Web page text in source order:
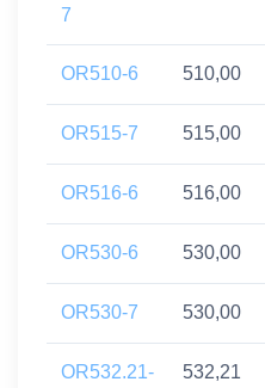
7
OR510-6 510,00
OR515-7 515,00
OR516-6 516,00
OR530-6 530,00
OR530-7 530,00
OR532.21-
532,21